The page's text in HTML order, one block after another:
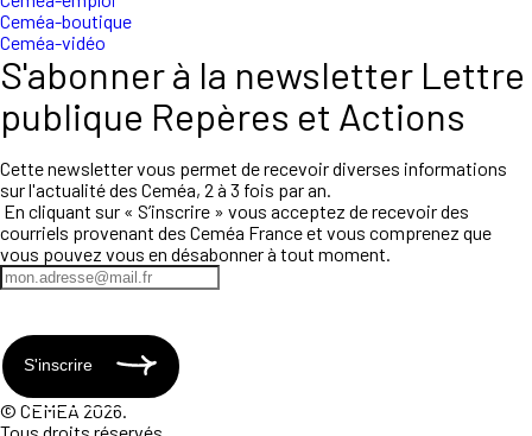
Ceméa-boutique
Ceméa-vidéo
S'abonner à la newsletter Lettre
publique Repères et Actions
Cette newsletter vous permet de recevoir diverses informations
sur l'actualité des Ceméa, 2 à 3 fois par an.
En cliquant sur « S’inscrire » vous acceptez de recevoir des
courriels provenant des Ceméa France et vous comprenez que
vous pouvez vous en désabonner à tout moment.
S'inscrire
© CEMEA 2026.